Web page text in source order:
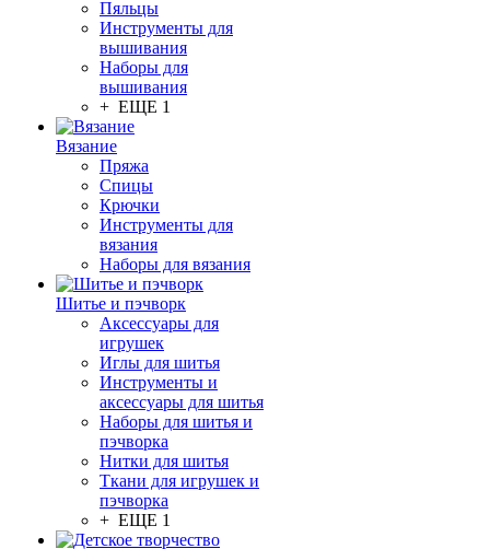
Пяльцы
Инструменты для
вышивания
Наборы для
вышивания
+ ЕЩЕ 1
Вязание
Пряжа
Спицы
Крючки
Инструменты для
вязания
Наборы для вязания
Шитье и пэчворк
Аксессуары для
игрушек
Иглы для шитья
Инструменты и
аксессуары для шитья
Наборы для шитья и
пэчворка
Нитки для шитья
Ткани для игрушек и
пэчворка
+ ЕЩЕ 1